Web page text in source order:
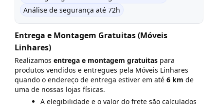
Formas de Pagamento
Política de Privacidade
Troca e Devolução
Análise de segurança até 72h
Entrega e Montagem Gratuitas (Móveis
Linhares)
Realizamos entrega e montagem gratuitas para
produtos vendidos e entregues pela Móveis Linhares
quando o endereço de entrega estiver em até 6 km de
uma de nossas lojas físicas.
A elegibilidade e o valor do frete são calculados